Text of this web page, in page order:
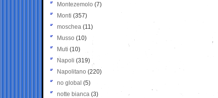
Montezemolo (7)
Monti (357)
moschea (11)
Musso (10)
Muti (10)
Napoli (319)
Napolitano (220)
no global (5)
notte bianca (3)